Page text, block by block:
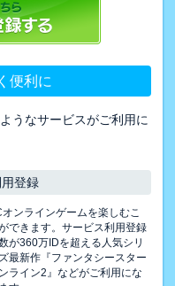
便利に
うなサービスがご利用に
登録
オンラインゲームを楽しむこ
できます。サービス利用登録
が360万IDを超える人気シリ
最新作『ファンタシースター
ライン2』などがご利用にな